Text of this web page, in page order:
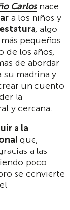
Carlosnace
a los niños y
, algo
pequeños
de los años,
de abordar
su madrina y
un cuento
la
y cercana.
a la
que,
a las
poco
se convierte